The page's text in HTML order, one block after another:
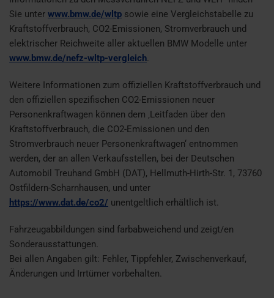
Sie unter www.bmw.de/wltp sowie eine Vergleichstabelle zu
Kraftstoffverbrauch, CO2-Emissionen, Stromverbrauch und
elektrischer Reichweite aller aktuellen BMW Modelle unter
www.bmw.de/nefz-wltp-vergleich.
Weitere Informationen zum offiziellen Kraftstoffverbrauch und
den offiziellen spezifischen CO2-Emissionen neuer
Personenkraftwagen können dem ‚Leitfaden über den
Kraftstoffverbrauch, die CO2-Emissionen und den
Stromverbrauch neuer Personenkraftwagen‘ entnommen
werden, der an allen Verkaufsstellen, bei der Deutschen
Automobil Treuhand GmbH (DAT), Hellmuth-Hirth-Str. 1, 73760
Ostfildern-Scharnhausen, und unter
https://www.dat.de/co2/ unentgeltlich erhältlich ist.
Fahrzeugabbildungen sind farbabweichend und zeigt/en
Sonderausstattungen.
Bei allen Angaben gilt: Fehler, Tippfehler, Zwischenverkauf,
Änderungen und Irrtümer vorbehalten.